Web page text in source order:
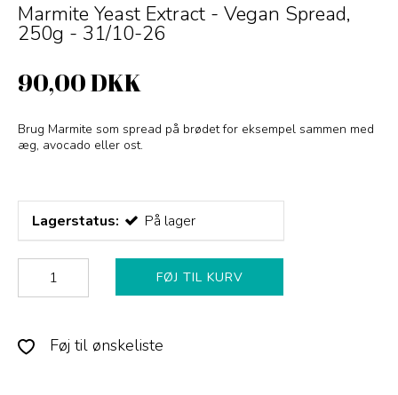
Marmite Yeast Extract - Vegan Spread,
250g - 31/10-26
90,00 DKK
Brug Marmite som spread på brødet for eksempel sammen med
æg, avocado eller ost.
Lagerstatus: På lager
FØJ TIL KURV
Føj til ønskeliste